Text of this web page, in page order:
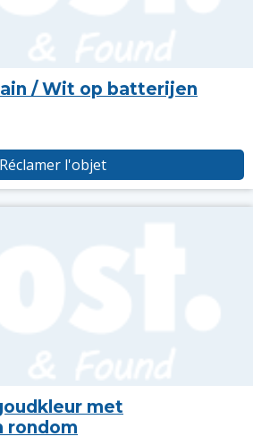
/ Wit op batterijen
Réclamer l'objet
met
rondom